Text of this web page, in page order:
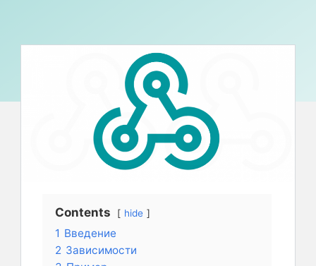
Contents hide
1 Введение
2 Зависимости